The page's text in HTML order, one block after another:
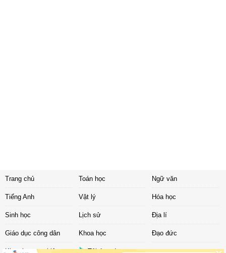
Trang chủ Toán học Ngữ văn
Tiếng Anh Vật lý Hóa học
Sinh học Lịch sử Địa lí
Giáo dục công dân Khoa học Đạo đức
Khoa học tự nhiên Tải ứng dụng